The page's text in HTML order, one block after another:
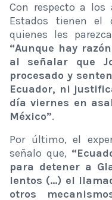
Con respecto a los
Estados tienen el
quienes les
“Aunque hay
al señalar que
procesado y
Ecuador, ni
día viernes en
México”.
Por último, el
señalo que,
para detener a
lentos (…) el
otros